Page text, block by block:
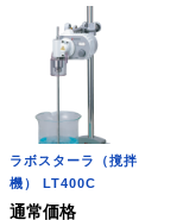
ラボスターラ（撹拌
機） LT400C
通常価格